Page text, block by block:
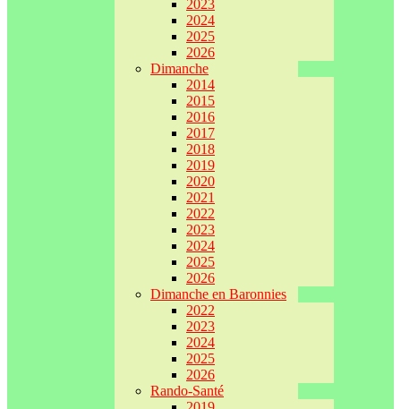
2023
2024
2025
2026
Dimanche
2014
2015
2016
2017
2018
2019
2020
2021
2022
2023
2024
2025
2026
Dimanche en Baronnies
2022
2023
2024
2025
2026
Rando-Santé